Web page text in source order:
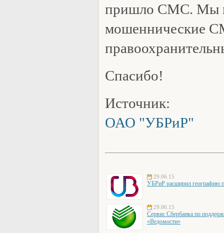
пришло СМС. Мы
мошеннические
Спасибо!
Источник:
ОАО "УБРиР"
29.06.15
УБРиР расширил географию
29.06.15
Сервис Сбербанка по
«Ведомости»